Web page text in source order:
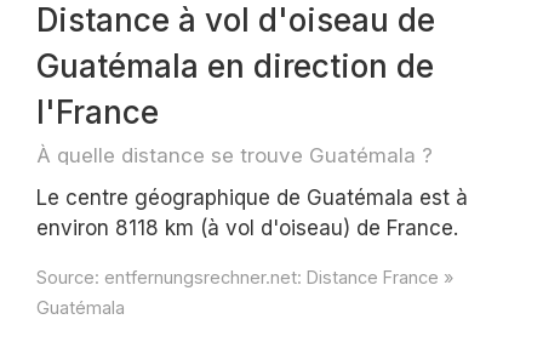
Distance à vol d'oiseau de
Guatémala en direction de
l'France
À quelle distance se trouve Guatémala ?
Le centre géographique de Guatémala est à
environ 8118 km (à vol d'oiseau) de France.
Source: entfernungsrechner.net: Distance France »
Guatémala